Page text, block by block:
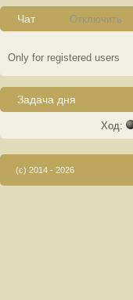
Чат Отключить
Only for registered users
Задача дня
Ход:
(c) 2014 - 2026